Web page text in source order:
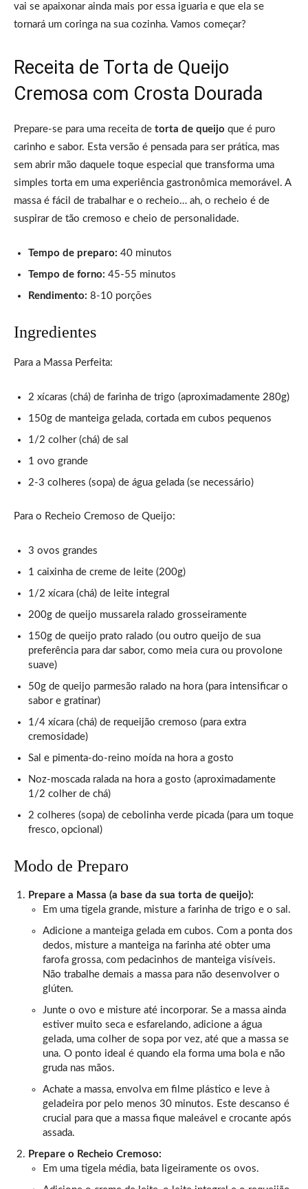
vai se apaixonar ainda mais por essa iguaria e que ela se
tornará um coringa na sua cozinha. Vamos começar?
Receita de Torta de Queijo
Cremosa com Crosta Dourada
Prepare-se para uma receita de torta de queijo que é puro
carinho e sabor. Esta versão é pensada para ser prática, mas
sem abrir mão daquele toque especial que transforma uma
simples torta em uma experiência gastronômica memorável. A
massa é fácil de trabalhar e o recheio… ah, o recheio é de
suspirar de tão cremoso e cheio de personalidade.
Tempo de preparo: 40 minutos
Tempo de forno: 45-55 minutos
Rendimento: 8-10 porções
Ingredientes
Para a Massa Perfeita:
2 xícaras (chá) de farinha de trigo (aproximadamente 280g)
150g de manteiga gelada, cortada em cubos pequenos
1/2 colher (chá) de sal
1 ovo grande
2-3 colheres (sopa) de água gelada (se necessário)
Para o Recheio Cremoso de Queijo:
3 ovos grandes
1 caixinha de creme de leite (200g)
1/2 xícara (chá) de leite integral
200g de queijo mussarela ralado grosseiramente
150g de queijo prato ralado (ou outro queijo de sua
preferência para dar sabor, como meia cura ou provolone
suave)
50g de queijo parmesão ralado na hora (para intensificar o
sabor e gratinar)
1/4 xícara (chá) de requeijão cremoso (para extra
cremosidade)
Sal e pimenta-do-reino moída na hora a gosto
Noz-moscada ralada na hora a gosto (aproximadamente
1/2 colher de chá)
2 colheres (sopa) de cebolinha verde picada (para um toque
fresco, opcional)
Modo de Preparo
Prepare a Massa (a base da sua torta de queijo):
Em uma tigela grande, misture a farinha de trigo e o sal.
Adicione a manteiga gelada em cubos. Com a ponta dos
dedos, misture a manteiga na farinha até obter uma
farofa grossa, com pedacinhos de manteiga visíveis.
Não trabalhe demais a massa para não desenvolver o
glúten.
Junte o ovo e misture até incorporar. Se a massa ainda
estiver muito seca e esfarelando, adicione a água
gelada, uma colher de sopa por vez, até que a massa se
una. O ponto ideal é quando ela forma uma bola e não
gruda nas mãos.
Achate a massa, envolva em filme plástico e leve à
geladeira por pelo menos 30 minutos. Este descanso é
crucial para que a massa fique maleável e crocante após
assada.
Prepare o Recheio Cremoso:
Em uma tigela média, bata ligeiramente os ovos.